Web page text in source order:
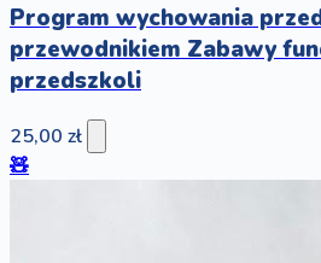
Program wychowania
przewodnikiem Zabawy
przedszkoli
25,00 zł
🧸